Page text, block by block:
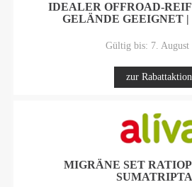
IDEALER OFFROAD-
GELÄNDE GEEIGNET |
Gültig bis: 7. August
zur Rabattaktion
MIGRÄNE SET